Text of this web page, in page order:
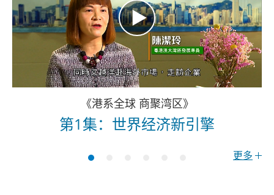
《港系全球 商聚湾区》
第1集：世界经济新引擎
更多